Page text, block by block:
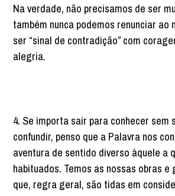
Na verdade, não precisamos de ser
também nunca podemos renunciar
ser “sinal de contradição” com
alegria.
4. Se importa sair para conhecer sem
confundir, penso que a Palavra nos
aventura de sentido diverso àquele a
habituados. Temos as nossas obras e
que, regra geral, são tidas em